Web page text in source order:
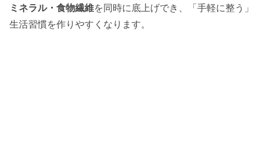
ミネラル・食物繊維を同時に底上げでき、「手軽に整う」
生活習慣を作りやすくなります。